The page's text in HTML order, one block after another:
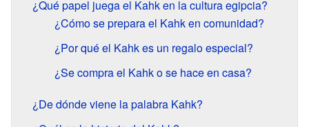
¿Qué papel juega el Kahk en la cultura egipcia?
¿Cómo se prepara el Kahk en comunidad?
¿Por qué el Kahk es un regalo especial?
¿Se compra el Kahk o se hace en casa?
¿De dónde viene la palabra Kahk?